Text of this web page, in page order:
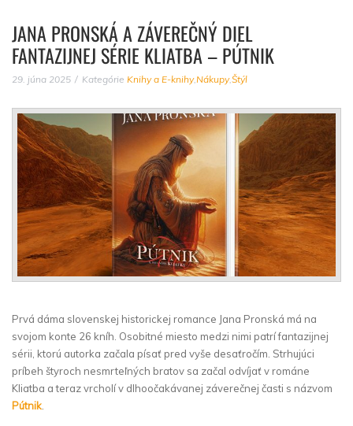
JANA PRONSKÁ A ZÁVEREČNÝ DIEL
FANTAZIJNEJ SÉRIE KLIATBA – PÚTNIK
29. júna 2025 Kategórie Knihy a E-knihy,Nákupy,Štýl
Prvá dáma slovenskej historickej romance Jana Pronská má na
svojom konte 26 kníh. Osobitné miesto medzi nimi patrí fantazijnej
sérii, ktorú autorka začala písať pred vyše desaťročím. Strhujúci
príbeh štyroch nesmrteľných bratov sa začal odvíjať v románe
Kliatba a teraz vrcholí v dlhoočakávanej záverečnej časti s názvom
Pútnik